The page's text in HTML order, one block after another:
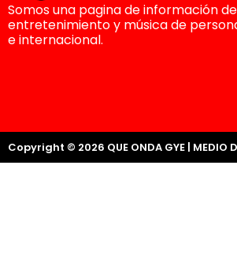
Somos una pagina de información
entretenimiento y música de
e internacional.
Copyright © 2026 QUE ONDA GYE | MEDIO